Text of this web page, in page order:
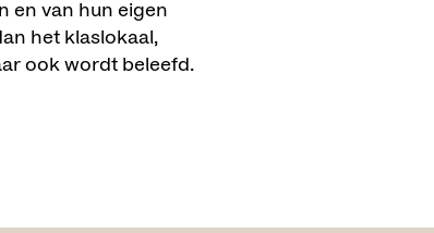
en van hun eigen
het klaslokaal,
ook wordt beleefd.